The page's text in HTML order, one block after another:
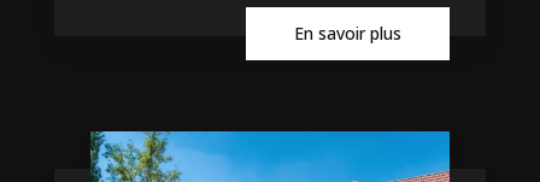
En savoir plus